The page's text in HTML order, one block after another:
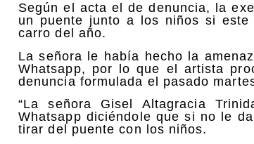
Según el acta el de denuncia, la
un puente junto a los niños si
carro del año.
La señora le había hecho la
Whatsapp, por lo que el artista
denuncia formulada el pasado
“La señora Gisel Altagracia
Whatsapp diciéndole que si no le
tirar del puente con los niños.